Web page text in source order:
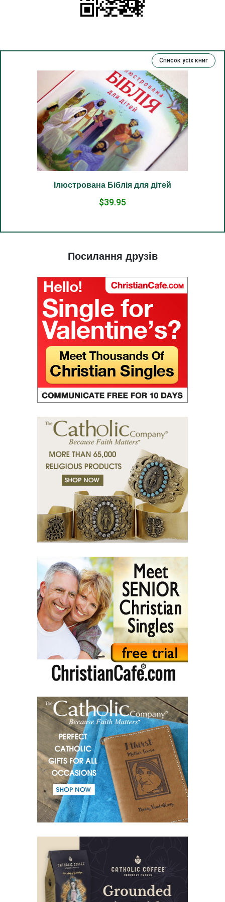
(12) Твоя істина.
(16) Багаті, талановиті й праведні.
(17) Гроші та людина.
(18) Господь рабом нам прибував.
(19) Добро і зло.
(20) Хрест.
(21) Отець і Мати.
(22) Обійми любові.
(25) Їжа і благодать.
(27) Тримати життя в любові.
(28) Правда в любові.
(29) Рай у Бога.
(30) Піст.
(31) Судді та народ.
(32) Світло і темрява.
(33) Ісусова молитва в утробі.
(34) Океан і болото.
(35) Страх - мудрість.
(37) Праведник бачить і чує.
(38) Сльози благодаті.
(39) Пустеля тіл.
(40) Праведник співчуває.
(41) Місія в любові.
(42) Раби і друзі.
(43) Гріх та очищення.
(44) Сльози в темряві - Cвітло в душі.
(45) Життя в стражданнях.
(46) Християнський шлях.
(47) Земля і ворог.
(48) Сліпота і Просвітництво.
(49) Світло і Заборона.
(51) Батьки та Діти.
(52) Від однієї Крові.
(53) Слово.
(54) Діалог і монолог.
(55) Воїн Світла.
(56) Одкровення в Буття.
(57) Душа в Дусі Святому.
(58) Віра у справах.
(59) Ближньому - любов, а злу - бій.
(60) Покликаний і Обраний.
(63) Страх.
(64) Слово і Добро.
(65) Злий і Добрий.
Список усіх книг
Ілюстрована Біблія для дітей
$39.95
Посилання друзів